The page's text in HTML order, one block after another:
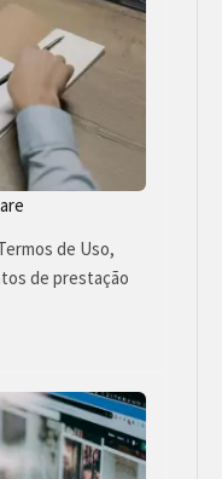
de Uso,
de prestação